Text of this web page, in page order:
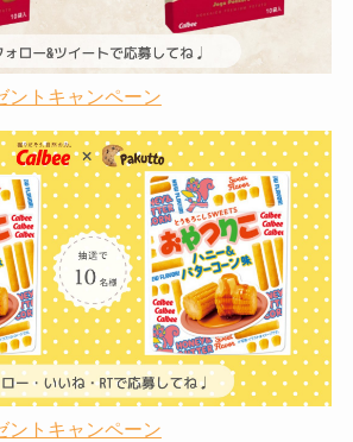
ントキャンペーン
ントキャンペーン